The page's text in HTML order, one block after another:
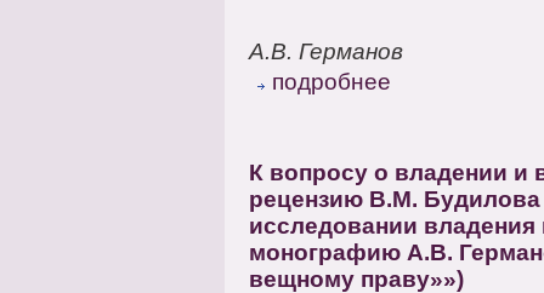
А.В. Германов
подробнее
К вопросу о владении и
рецензию В.М. Будилова
исследовании
монографию А.В.
вещному праву»»)